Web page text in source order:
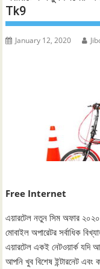
Tk9
January 12, 2020
Free Internet
এয়ারটেল নতুন সিম অফার ২০২০,
মোবাইল অপারেটর সর্বাধিক
এয়ারটেল একই নেটওয়ার্ক যদি
আপনি খুব বিশেষ ইন্টারনেট এবং